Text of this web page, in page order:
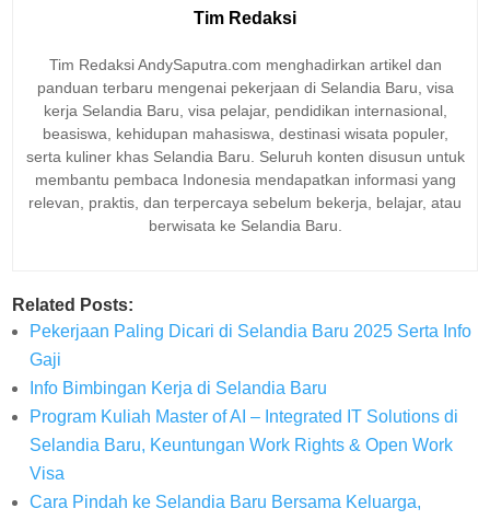
Tim Redaksi
Tim Redaksi AndySaputra.com menghadirkan artikel dan
panduan terbaru mengenai pekerjaan di Selandia Baru, visa
kerja Selandia Baru, visa pelajar, pendidikan internasional,
beasiswa, kehidupan mahasiswa, destinasi wisata populer,
serta kuliner khas Selandia Baru. Seluruh konten disusun untuk
membantu pembaca Indonesia mendapatkan informasi yang
relevan, praktis, dan terpercaya sebelum bekerja, belajar, atau
berwisata ke Selandia Baru.
Related Posts:
Pekerjaan Paling Dicari di Selandia Baru 2025 Serta Info
Gaji
Info Bimbingan Kerja di Selandia Baru
Program Kuliah Master of AI – Integrated IT Solutions di
Selandia Baru, Keuntungan Work Rights & Open Work
Visa
Cara Pindah ke Selandia Baru Bersama Keluarga,